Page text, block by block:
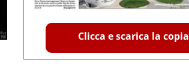
Clicca e scarica la copia